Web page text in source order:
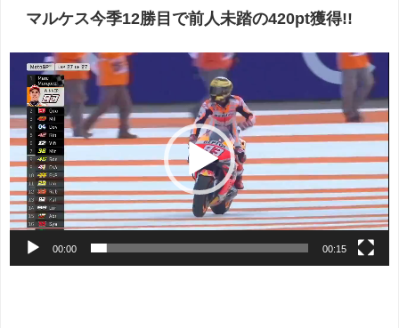
マルケス今季12勝目で前人未踏の420pt獲得!!
プ
レ
ー
ヤ
ー
00:00 00:15